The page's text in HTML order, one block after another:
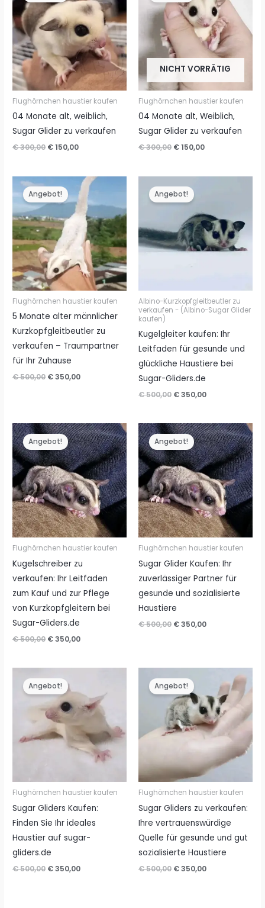
Flughörnchen haustier kaufen
04 Monate alt, weiblich,
Sugar Glider zu verkaufen
€300,00 Ursprünglicher
€ 300,00
€150,00Aktueller
€ 150,00.
NICHT VORRÄTIG
Flughörnchen haustier kaufen
04 Monate alt, Weiblich,
Sugar Glider zu verkaufen
€300,00 Ursprünglicher
€ 300,00
€150,00Aktueller
€ 150,00.
Angebot!
Flughörnchen haustier kaufen
5 Monate alter männlicher
Kurzkopfgleitbeutler zu
verkaufen – Traumpartner
für Ihr Zuhause
€500,00 Ursprünglicher
€350,00Aktueller
Angebot!
Albino-Kurzkopfgleitbeutler zu
verkaufen - (Albino-Sugar Glider
kaufen)
Kugelgleiter kaufen: Ihr
Leitfaden für gesunde und
glückliche Haustiere bei
Sugar-Gliders.de
€500,00 Ursprünglicher
€ 500,00
€350,00Aktueller
€ 350,00.
Angebot!
Flughörnchen haustier kaufen
Kugelschreiber zu
verkaufen: Ihr Leitfaden
zum Kauf und zur Pflege
von Kurzkopfgleitern bei
Sugar-Gliders.de
€500,00 Ursprünglicher
€ 500,00
€350,00Aktueller
€ 350,00.
Angebot!
Flughörnchen haustier kaufen
Sugar Glider Kaufen: Ihr
zuverlässiger Partner für
gesunde und sozialisierte
Haustiere
€500,00 Ursprünglicher
€350,00Aktueller
Angebot!
Flughörnchen haustier kaufen
Sugar Gliders Kaufen:
Finden Sie Ihr ideales
Haustier auf sugar-
gliders.de
€500,00 Ursprünglicher
€350,00Aktueller
Angebot!
Flughörnchen haustier kaufen
Sugar Gliders zu verkaufen:
Ihre vertrauenswürdige
Quelle für gesunde und gut
sozialisierte Haustiere
€500,00 Ursprünglicher
€350,00Aktueller